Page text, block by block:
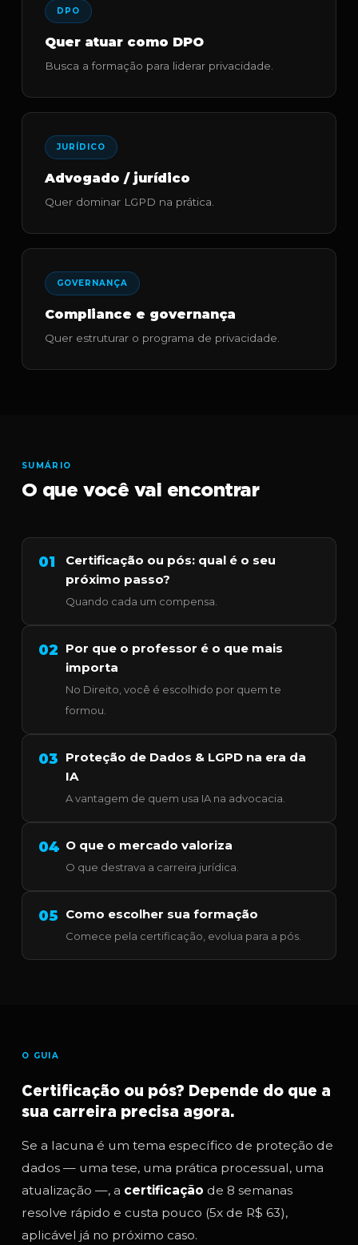
DPO
Quer atuar como DPO
Busca a formação para liderar privacidade.
JURÍDICO
Advogado / jurídico
Quer dominar LGPD na prática.
GOVERNANÇA
Compliance e governança
Quer estruturar o programa de privacidade.
SUMÁRIO
O que você vai encontrar
01
Certificação ou pós: qual é o seu
próximo passo?
Quando cada um compensa.
02 Por que o professor é o que mais
importa
No Direito, você é escolhido por quem te
formou.
03 Proteção de Dados & LGPD na era da
IA
A vantagem de quem usa IA na advocacia.
04 O que o mercado valoriza
O que destrava a carreira jurídica.
05 Como escolher sua formação
Comece pela certificação, evolua para a pós.
O GUIA
Certificação ou pós? Depende do que a
sua carreira precisa agora.
Se a lacuna é um tema específico de proteção de
dados — uma tese, uma prática processual, uma
atualização —, a certificação de 8 semanas
resolve rápido e custa pouco (5x de R$ 63),
aplicável já no próximo caso.